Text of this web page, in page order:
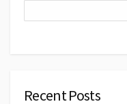
Recent Posts